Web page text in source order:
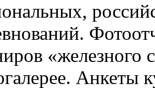
«железного
Анкеты